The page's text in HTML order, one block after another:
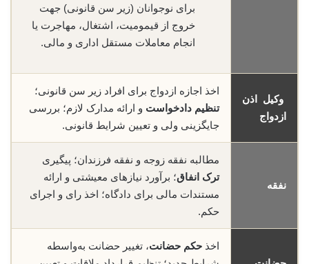
برای نوجوانان (زیر سن قانونی) جهت
خروج از قیمومیت، اشتغال، مهاجرت یا
انجام معاملات مستقل اداری و مالی.
وکیل اذن
ازدواج
اخذ اجازه ازدواج برای افراد زیر سن قانونی؛
تنظیم دادخواست و ارائه مدارک لازم؛ بررسی
جایگزینی ولی و تعیین شرایط قانونی.
نفقه
مطالبه نفقه زوجه و نفقه فرزندان؛ پیگیری
ترک انفاق؛ برآورد نیازهای معیشتی و ارائه
مستندات مالی برای دادگاه؛ اخذ رای و اجرای
حکم.
اخذ حکم حضانت، تغییر حضانت به‌واسطه